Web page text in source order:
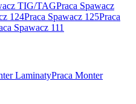
TIG/TAGPraca Spawacz
124Praca Spawacz 125Praca
Spawacz 111
LaminatyPraca Monter